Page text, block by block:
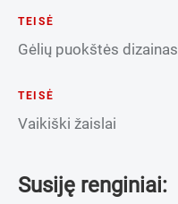
TEISĖ
Gėlių puokštės dizainas
TEISĖ
Vaikiški žaislai
Susiję renginiai: